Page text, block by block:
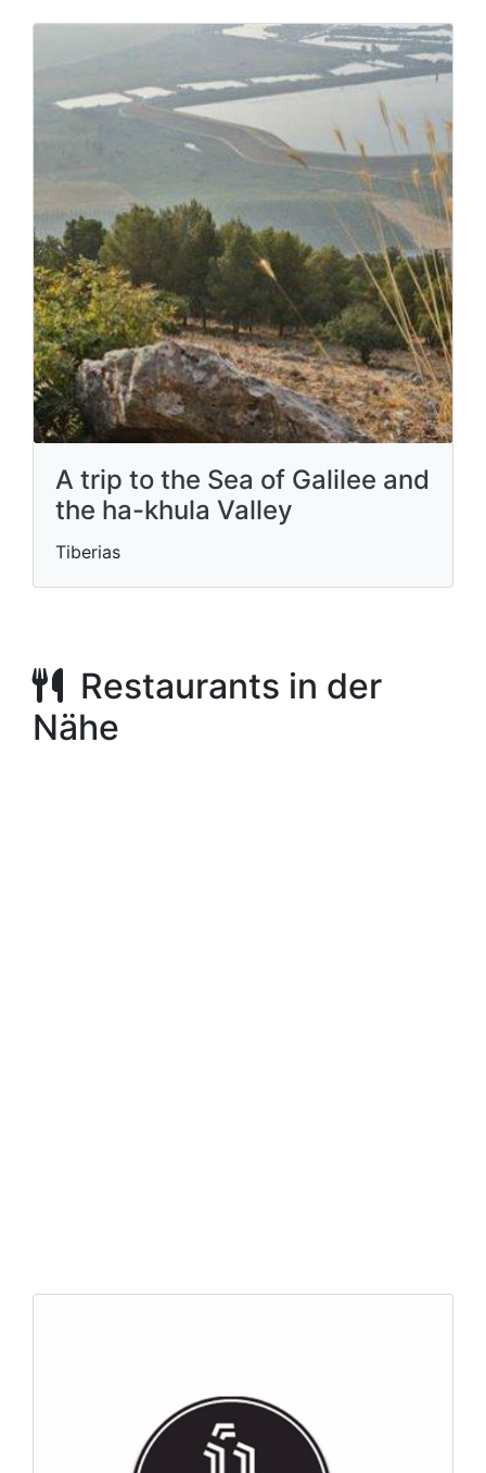
A trip to the Sea of ​​Galilee and
the ha-khula Valley
Tiberias
Restaurants in der
Nähe